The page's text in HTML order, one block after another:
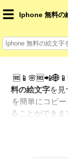
☰ Iphone 無料の
料の絵文字を見
を簡単にコピ
ることができ
に表示しまし